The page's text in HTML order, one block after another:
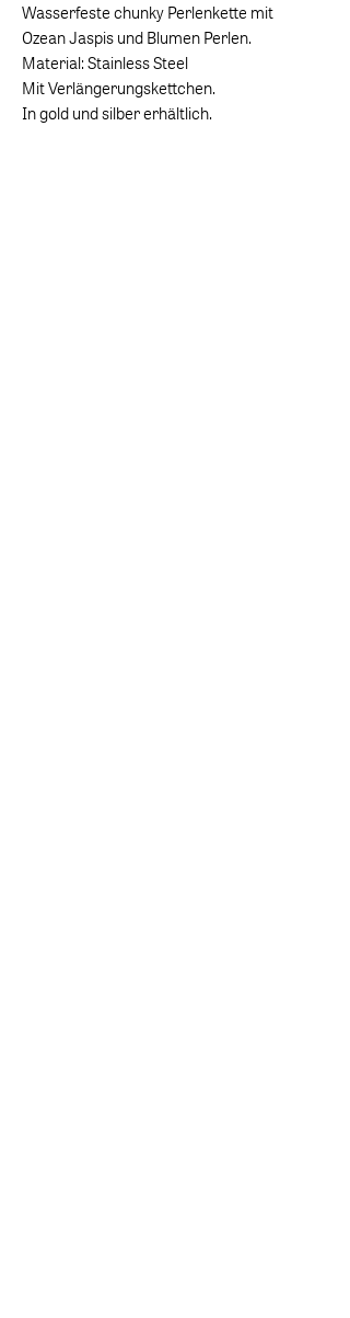
Wasserfeste chunky Perlenkette mit
Ozean Jaspis und Blumen Perlen.
Material: Stainless Steel
Mit Verlängerungskettchen.
In gold und silber erhältlich.